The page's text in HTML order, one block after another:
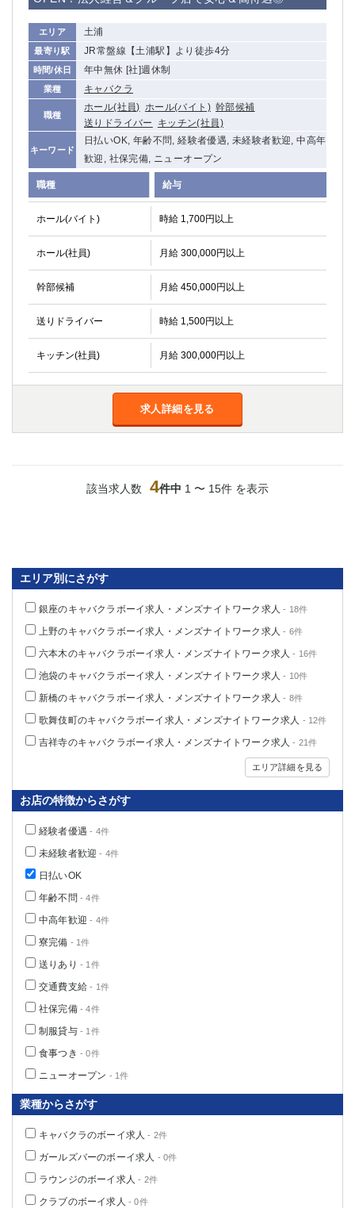
エリア 土浦
最寄り駅 JR常盤線【土浦駅】より徒歩4分
時間/休日 年中無休 [社]週休制
業種 キャバクラ
職種
ホール(社員) ホール(バイト) 幹部候補
送りドライバー
キッチン(社員)
キーワード
日払いOK, 年齢不問, 経験者優遇, 未経験者歓迎, 中高年
歓迎, 社保完備, ニューオープン
職種 給与
ホール(バイト) 時給 1,700円以上
ホール(社員) 月給 300,000円以上
幹部候補 月給 450,000円以上
送りドライバー 時給 1,500円以上
キッチン(社員) 月給 300,000円以上
求人詳細を見る
該当求人数 4件中 1 〜 15件 を表示
エリア別にさがす
銀座のキャバクラボーイ求人・メンズナイトワーク求人 - 18件
上野のキャバクラボーイ求人・メンズナイトワーク求人 - 6件
六本木のキャバクラボーイ求人・メンズナイトワーク求人 - 16件
池袋のキャバクラボーイ求人・メンズナイトワーク求人 - 10件
新橋のキャバクラボーイ求人・メンズナイトワーク求人 - 8件
歌舞伎町のキャバクラボーイ求人・メンズナイトワーク求人 - 12件
吉祥寺のキャバクラボーイ求人・メンズナイトワーク求人 - 21件
エリア詳細を見る
お店の特徴からさがす
経験者優遇 - 4件
未経験者歓迎 - 4件
日払いOK
年齢不問 - 4件
中高年歓迎 - 4件
寮完備 - 1件
送りあり - 1件
交通費支給 - 1件
社保完備- 4件
制服貸与- 1件
食事つき - 0件
ニューオープン - 1件
業種からさがす
キャバクラのボーイ求人 - 2件
ガールズバーのボーイ求人 - 0件
ラウンジのボーイ求人 - 2件
クラブのボーイ求人 - 0件
高崎 館林
該当求人 0件